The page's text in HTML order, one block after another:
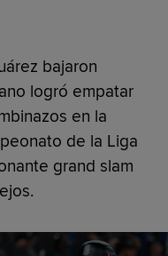
bajaron
logró empatar
en la
de la Liga
grand slam